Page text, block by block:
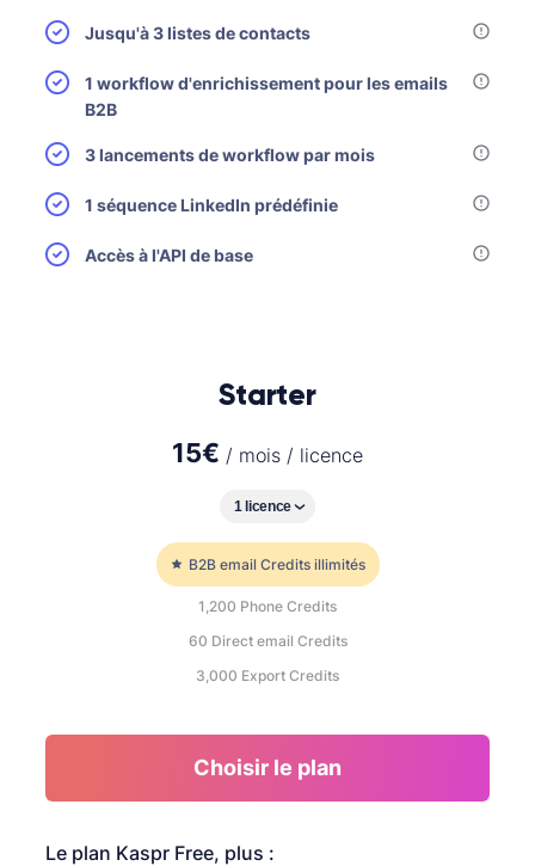
Jusqu'à 3 listes de contacts
1 workflow d'enrichissement pour les emails
B2B
3 lancements de workflow par mois
1 séquence LinkedIn prédéfinie
Accès à l'API de base
Starter
15€ / mois / licence
B2B email Credits illimités
1,200 Phone Credits
60 Direct email Credits
3,000 Export Credits
Choisir le plan
Le plan Kaspr Free, plus :